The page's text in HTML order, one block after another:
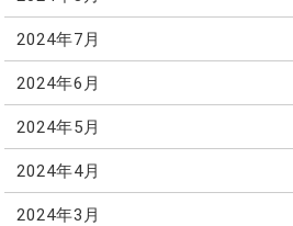
2024年7月
2024年6月
2024年5月
2024年4月
2024年3月